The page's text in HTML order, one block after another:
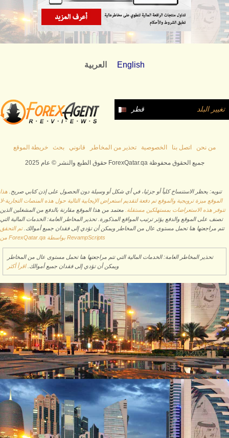
العربية English
قطر تغيير البلد
من نحن اتصل بنا الخصوصية تحذير من المخاطر قانوني بحث خريطة الموقع
حقوق الطبع والنشر © عام 2025 ForexQatar.qa جميع الحقوق محفوظة
تنويه: يحظر الاستنساخ كلياً أو جزئيا، في أي شكل أو وسيلة دون الحصول على إذن كتابي صريح. هذا
الموقع ميزة ترويجية والموقع تم دفعة لتقديم استعراض الإيجابية التالية حول هذه المنصات التجارية-لا
تتوفر هذه الاستعراضات بمستهلكين مستقلة. معتمد من هذا الموقع مقارنة بالدفع من المشغلين الذين
تصنف على الموقع والدفع يؤثر ترتيب المواقع المذكورة. تحذير المخاطر العامة: الخدمات المالية التي
تتم مراجعتها هنا تحمل مستوى عال من المخاطر ويمكن أن تؤدي إلى فقدان جميع أموالك.تم التحقق
من ForexQatar.qa بواسطة RevampScripts
تحذير المخاطر العامة: الخدمات المالية التي تتم مراجعتها هنا تحمل مستوى عال من المخاطر
ويمكن أن تؤدي إلى فقدان جميع أموالك.اقرأ أكثر